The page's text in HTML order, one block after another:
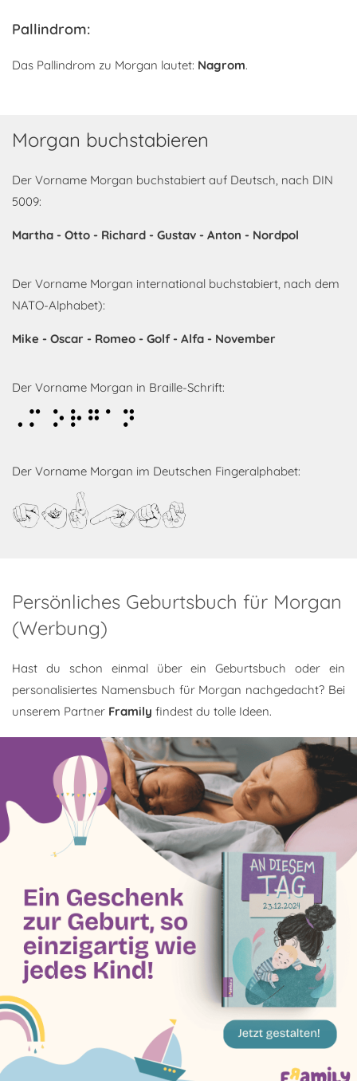
Pallindrom:
Das Pallindrom zu Morgan lautet: Nagrom.
Morgan buchstabieren
Der Vorname Morgan buchstabiert auf Deutsch, nach DIN
5009:
Martha - Otto - Richard - Gustav - Anton - Nordpol
Der Vorname Morgan international buchstabiert, nach dem
NATO-Alphabet):
Mike - Oscar - Romeo - Golf - Alfa - November
Der Vorname Morgan in Braille-Schrift:
Morgan
Der Vorname Morgan im Deutschen Fingeralphabet:
Morgan
Persönliches Geburtsbuch für Morgan
(Werbung)
Hast du schon einmal über ein Geburtsbuch oder ein
personalisiertes Namensbuch für Morgan nachgedacht? Bei
unserem Partner Framily findest du tolle Ideen.